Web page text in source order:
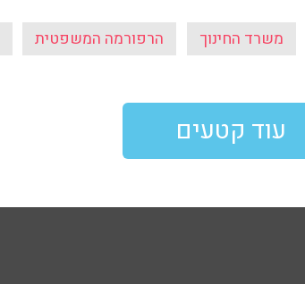
משרד החינוך הרפורמה המשפטית
עוד קטעים